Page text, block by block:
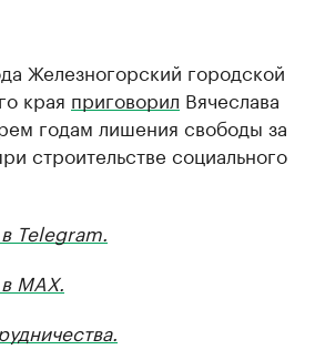
Железногорский городской
края приговорил Вячеслава
годам лишения свободы за
строительстве социального
Telegram.
MAX.